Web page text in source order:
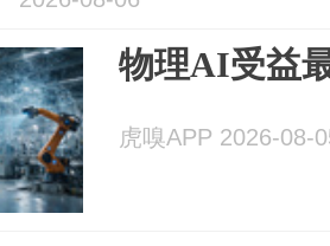
物理AI受益
虎嗅APP 2026-08-